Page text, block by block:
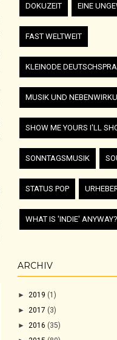
DOKUZEIT EINE
FAST WELTWEIT
KLEINODE
MUSIK UND
SHOW ME YOURS I'LL
SONNTAGSMUSIK
STATUS POP
WHAT IS 'INDIE' ANYWAY?
ARCHIV
► 2019 (1)
► 2017 (3)
► 2016 (35)